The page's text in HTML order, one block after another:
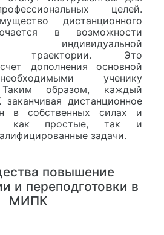
целей.
дистанционного
в возможности
индивидуальной
траектории. Это
дополнения основной
ученику
Таким образом, каждый
дистанционное
в собственных силах и
как простые, так и
задачи.
повышение
и переподготовки в
МИПК